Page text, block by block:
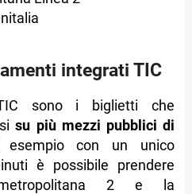
integrati TIC
sono i biglietti che
su più mezzi pubblici di
con un unico
è possibile prendere
2 e la